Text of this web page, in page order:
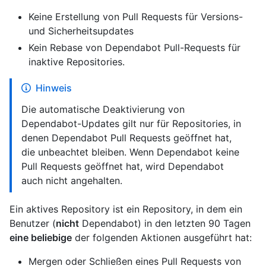
Keine Erstellung von Pull Requests für Versions-
und Sicherheitsupdates
Kein Rebase von Dependabot Pull-Requests für
inaktive Repositories.
Hinweis
Die automatische Deaktivierung von
Dependabot-Updates gilt nur für Repositories, in
denen Dependabot Pull Requests geöffnet hat,
die unbeachtet bleiben. Wenn Dependabot keine
Pull Requests geöffnet hat, wird Dependabot
auch nicht angehalten.
Ein aktives Repository ist ein Repository, in dem ein
Benutzer (nicht Dependabot) in den letzten 90 Tagen
eine beliebige der folgenden Aktionen ausgeführt hat:
Mergen oder Schließen eines Pull Requests von